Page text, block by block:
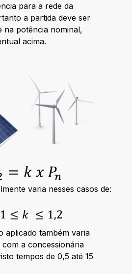
para a rede da
a partida deve ser
na potência nominal,
acima.
varia nesses casos de:
aplicado também varia
a concessionária
tempos de 0,5 até 15